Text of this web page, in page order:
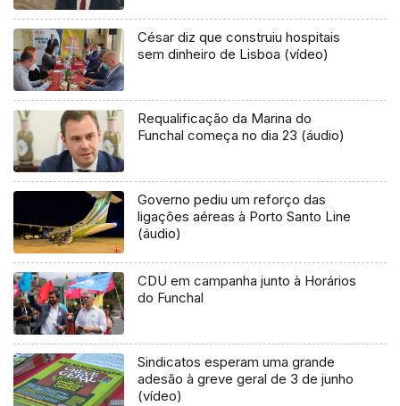
César diz que construiu hospitais
sem dinheiro de Lisboa (vídeo)
Requalificação da Marina do
Funchal começa no dia 23 (áudio)
Governo pediu um reforço das
ligações aéreas à Porto Santo Line
(áudio)
CDU em campanha junto à Horários
do Funchal
Sindicatos esperam uma grande
adesão à greve geral de 3 de junho
(vídeo)